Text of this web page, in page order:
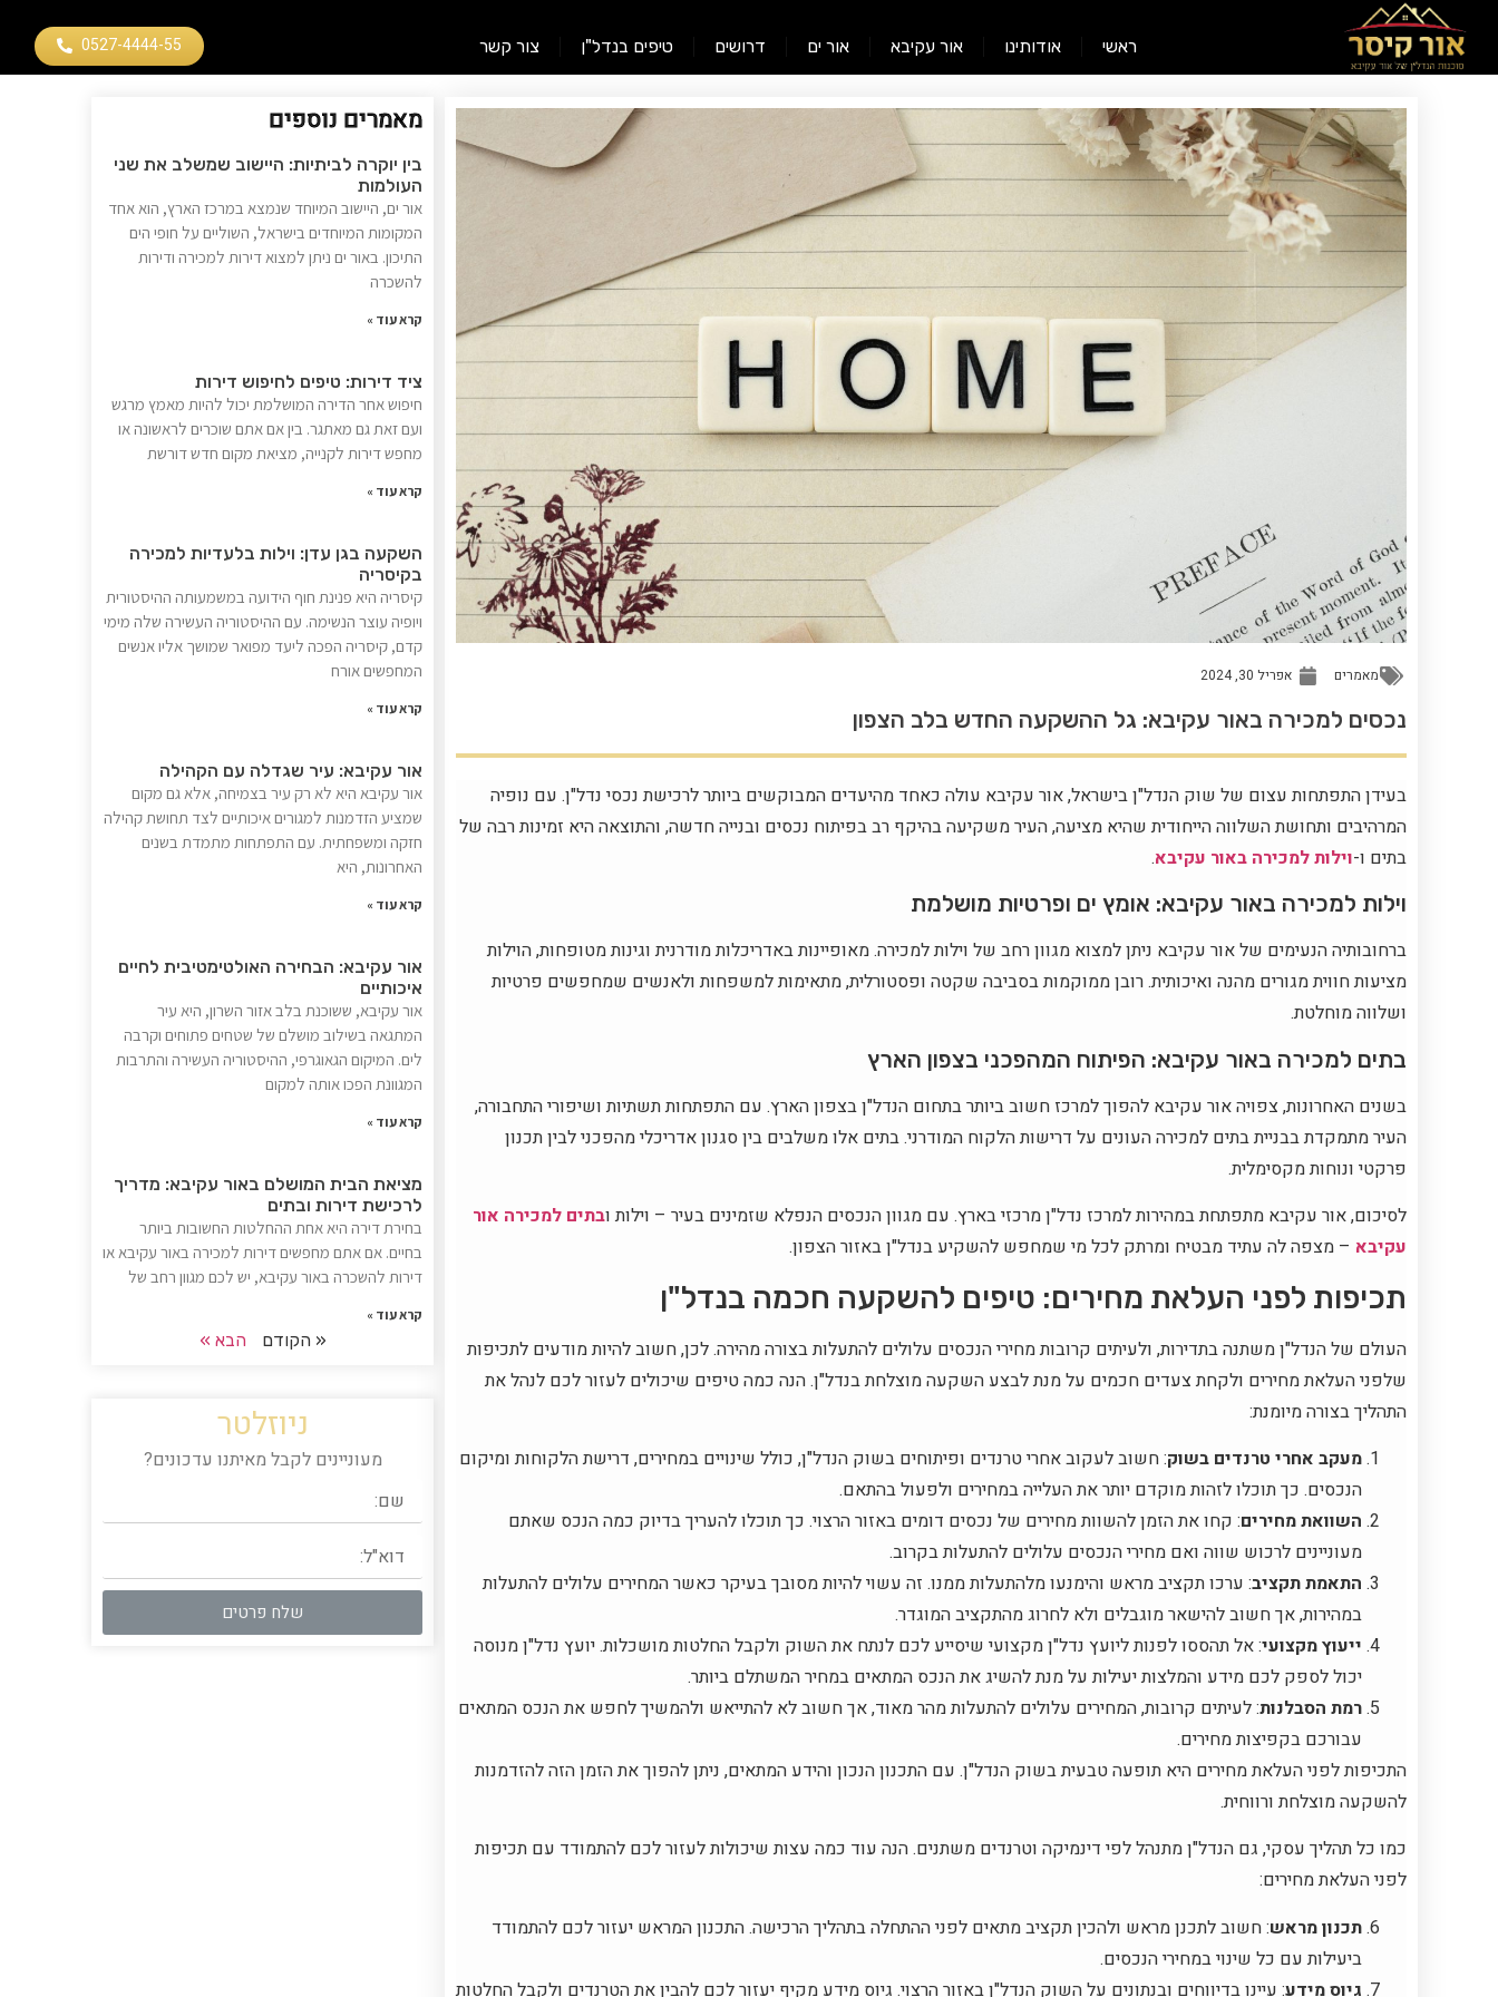
ראשי אודותינו אור עקיבא אור ים דרושים טיפים בנדל"ן צור קשר 0527-4444-55
מאמרים אפריל 30, 2024
נכסים למכירה באור עקיבא: גל ההשקעה החדש בלב הצפון
בעידן התפתחות עצום של שוק הנדל"ן בישראל, אור עקיבא עולה כאחד מהיעדים המבוקשים ביותר לרכישת נכסי נדל"ן. עם נופיה
המרהיבים ותחושת השלווה הייחודית שהיא מציעה, העיר משקיעה בהיקף רב בפיתוח נכסים ובנייה חדשה, והתוצאה היא זמינות רבה של
בתים ו-וילות למכירה באור עקיבא.
וילות למכירה באור עקיבא: אומץ ים ופרטיות מושלמת
ברחובותיה הנעימים של אור עקיבא ניתן למצוא מגוון רחב של וילות למכירה. מאופיינות באדריכלות מודרנית וגינות מטופחות, הוילות
מציעות חווית מגורים מהנה ואיכותית. רובן ממוקמות בסביבה שקטה ופסטורלית, מתאימות למשפחות ולאנשים שמחפשים פרטיות
ושלווה מוחלטת.
בתים למכירה באור עקיבא: הפיתוח המהפכני בצפון הארץ
בשנים האחרונות, צפויה אור עקיבא להפוך למרכז חשוב ביותר בתחום הנדל"ן בצפון הארץ. עם התפתחות תשתיות ושיפורי התחבורה,
העיר מתמקדת בבניית בתים למכירה העונים על דרישות הלקוח המודרני. בתים אלו משלבים בין סגנון אדריכלי מהפכני לבין תכנון
פרקטי ונוחות מקסימלית.
לסיכום, אור עקיבא מתפתחת במהירות למרכז נדל"ן מרכזי בארץ. עם מגוון הנכסים הנפלא שזמינים בעיר – וילות ובתים למכירה אור
עקיבא – מצפה לה עתיד מבטיח ומרתק לכל מי שמחפש להשקיע בנדל"ן באזור הצפון.
תכיפות לפני העלאת מחירים: טיפים להשקעה חכמה בנדל"ן
העולם של הנדל"ן משתנה בתדירות, ולעיתים קרובות מחירי הנכסים עלולים להתעלות בצורה מהירה. לכן, חשוב להיות מודעים לתכיפות
שלפני העלאת מחירים ולקחת צעדים חכמים על מנת לבצע השקעה מוצלחת בנדל"ן. הנה כמה טיפים שיכולים לעזור לכם לנהל את
התהליך בצורה מיומנת:
מעקב אחרי טרנדים בשוק: חשוב לעקוב אחרי טרנדים ופיתוחים בשוק הנדל"ן, כולל שינויים במחירים, דרישת הלקוחות ומיקום
הנכסים. כך תוכלו לזהות מוקדם יותר את העלייה במחירים ולפעול בהתאם.
השוואת מחירים: קחו את הזמן להשוות מחירים של נכסים דומים באזור הרצוי. כך תוכלו להעריך בדיוק כמה הנכס שאתם
מעוניינים לרכוש שווה ואם מחירי הנכסים עלולים להתעלות בקרוב.
התאמת תקציב: ערכו תקציב מראש והימנעו מלהתעלות ממנו. זה עשוי להיות מסובך בעיקר כאשר המחירים עלולים להתעלות
במהירות, אך חשוב להישאר מוגבלים ולא לחרוג מהתקציב המוגדר.
ייעוץ מקצועי: אל תהססו לפנות ליועץ נדל"ן מקצועי שיסייע לכם לנתח את השוק ולקבל החלטות מושכלות. יועץ נדל"ן מנוסה
יכול לספק לכם מידע והמלצות יעילות על מנת להשיג את הנכס המתאים במחיר המשתלם ביותר.
רמת הסבלנות: לעיתים קרובות, המחירים עלולים להתעלות מהר מאוד, אך חשוב לא להתייאש ולהמשיך לחפש את הנכס המתאים
עבורכם בקפיצות מחירים.
התכיפות לפני העלאת מחירים היא תופעה טבעית בשוק הנדל"ן. עם התכנון הנכון והידע המתאים, ניתן להפוך את הזמן הזה להזדמנות
להשקעה מוצלחת ורווחית.
כמו כל תהליך עסקי, גם הנדל"ן מתנהל לפי דינמיקה וטרנדים משתנים. הנה עוד כמה עצות שיכולות לעזור לכם להתמודד עם תכיפות
לפני העלאת מחירים:
תכנון מראש: חשוב לתכנן מראש ולהכין תקציב מתאים לפני ההתחלה בתהליך הרכישה. התכנון המראש יעזור לכם להתמודד
ביעילות עם כל שינוי במחירי הנכסים.
גיוס מידע: עיינו בדיווחים ובנתונים על השוק הנדל"ן באזור הרצוי. גיוס מידע מקיף יעזור לכם להבין את הטרנדים ולקבל החלטות
מאמרים נוספים
בין יוקרה לביתיות: היישוב שמשלב את שני
העולמות
אור ים, היישוב המיוחד שנמצא במרכז הארץ, הוא אחד
המקומות המיוחדים בישראל, השוליים על חופי הים
התיכון. באור ים ניתן למצוא דירות למכירה ודירות
להשכרה
קרא עוד »
ציד דירות: טיפים לחיפוש דירות
חיפוש אחר הדירה המושלמת יכול להיות מאמץ מרגש
ועם זאת גם מאתגר. בין אם אתם שוכרים לראשונה או
מחפש דירות לקנייה, מציאת מקום חדש דורשת
קרא עוד »
השקעה בגן עדן: וילות בלעדיות למכירה
בקיסריה
קיסריה היא פנינת חוף הידועה במשמעותה ההיסטורית
ויופיה עוצר הנשימה. עם ההיסטוריה העשירה שלה מימי
קדם, קיסריה הפכה ליעד מפואר שמושך אליו אנשים
המחפשים אורח
קרא עוד »
אור עקיבא: עיר שגדלה עם הקהילה
אור עקיבא היא לא רק עיר בצמיחה, אלא גם מקום
שמציע הזדמנות למגורים איכותיים לצד תחושת קהילה
חזקה ומשפחתית. עם התפתחות מתמדת בשנים
האחרונות, היא
קרא עוד »
אור עקיבא: הבחירה האולטימטיבית לחיים
איכותיים
אור עקיבא, ששוכנת בלב אזור השרון, היא עיר
המתגאה בשילוב מושלם של שטחים פתוחים וקרבה
לים. המיקום הגאוגרפי, ההיסטוריה העשירה והתרבות
המגוונת הפכו אותה למקום
קרא עוד »
מציאת הבית המושלם באור עקיבא: מדריך
לרכישת דירות ובתים
בחירת דירה היא אחת ההחלטות החשובות ביותר
בחיים. אם אתם מחפשים דירות למכירה באור עקיבא או
דירות להשכרה באור עקיבא, יש לכם מגוון רחב של
קרא עוד »
« הקודם הבא »
ניוזלטר
מעוניינים לקבל מאיתנו עדכונים?
שלח פרטים